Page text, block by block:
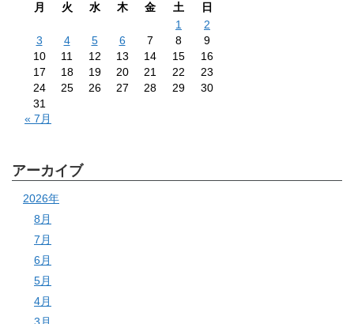
月
火 水 木 金 土
日
1
2
3
4 5 6 7 8
9
10
11 12 13 14 15
16
17
18 19 20 21 22
23
24
25 26 27 28 29
30
31
« 7月
アーカイブ
2026年
8月
7月
6月
5月
4月